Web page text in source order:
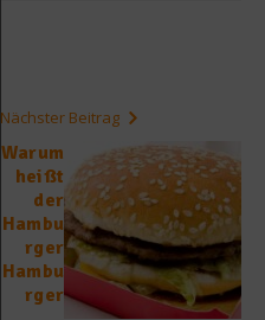
Nächster Beitrag
Warum
heißt
der
Hambu
rger
Hambu
rger